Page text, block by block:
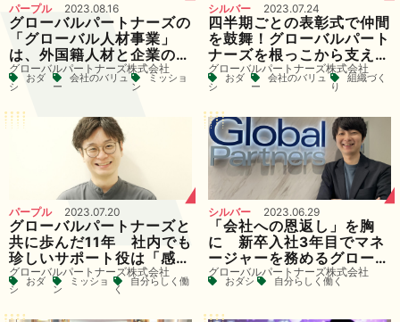
パープル 2023.08.16
グローバルパートナーズの
「グローバル人材事業」
は、外国籍人材と企業のベ
ストマッチングで未来を創
造する
グローバルパートナーズ株式会社
おダ
シ
会社のバリュ
ー
ミッショ
ン
シルバー 2023.07.24
四半期ごとの表彰式で仲間
を鼓舞！グローバルパート
ナーズを根っこから支える
管理部の、開催への想い
グローバルパートナーズ株式会社
おダ
シ
会社のバリュ
ー
組織づく
り
パープル 2023.07.20
グローバルパートナーズと
共に歩んだ11年 社内でも
珍しいサポート役は「感
謝」を心に仲間を支える
グローバルパートナーズ株式会社
おダ
シ
ミッショ
ン
自分らしく働
く
シルバー 2023.06.29
「会社への恩返し」を胸
に 新卒入社3年目でマネ
ージャーを務めるグローバ
ルパートナーズの営業マン
グローバルパートナーズ株式会社
おダシ 自分らしく働く